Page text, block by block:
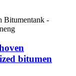
bitumen